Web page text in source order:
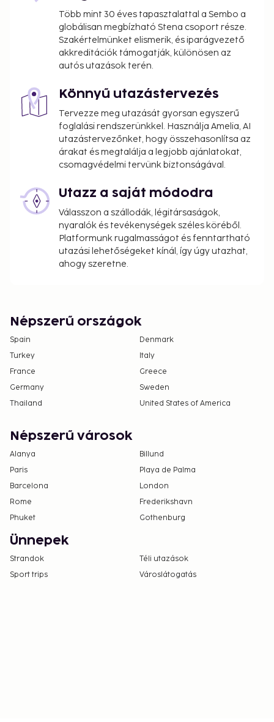
Több mint 30 éves tapasztalattal a Sembo a
globálisan megbízható Stena csoport része.
Szakértelmünket elismerik, és iparágvezető
akkreditációk támogatják, különösen az
autós utazások terén.
Könnyű utazástervezés
Tervezze meg utazását gyorsan egyszerű
foglalási rendszerünkkel. Használja Amelia, AI
utazástervezőnket, hogy összehasonlítsa az
árakat és megtalálja a legjobb ajánlatokat,
csomagvédelmi tervünk biztonságával.
Utazz a saját módodra
Válasszon a szállodák, légitársaságok,
nyaralók és tevékenységek széles köréből.
Platformunk rugalmasságot és fenntartható
utazási lehetőségeket kínál, így úgy utazhat,
ahogy szeretne.
Népszerű országok
Spain
Denmark
Turkey
Italy
France
Greece
Germany
Sweden
Thailand
United States of America
Népszerű városok
Alanya
Billund
Paris
Playa de Palma
Barcelona
London
Rome
Frederikshavn
Phuket
Gothenburg
Ünnepek
Strandok
Téli utazások
Sport trips
Városlátogatás